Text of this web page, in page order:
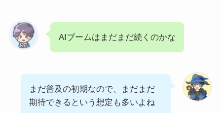
AIブームはまだまだ続くのかな
まだ普及の初期なので、まだまだ
期待できるという想定も多いよね